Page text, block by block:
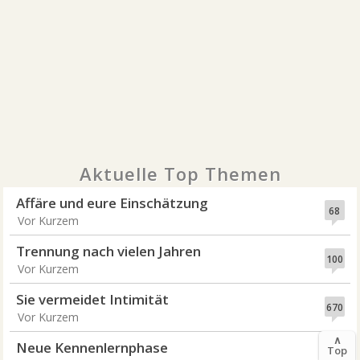
Aktuelle Top Themen
68
Affäre und eure Einschätzung
Vor Kurzem
100
Trennung nach vielen Jahren
Vor Kurzem
670
Sie vermeidet Intimität
Vor Kurzem
42
Neue Kennenlernphase ∧
Top